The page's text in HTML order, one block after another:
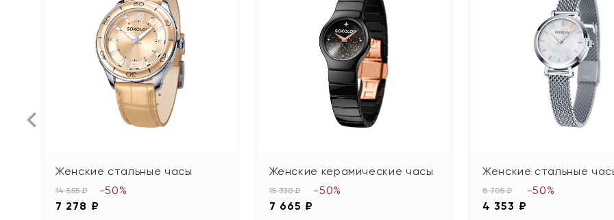
Женские стальные часы
14 555 ₽
7 278 ₽
-50%
Женские керамические часы
15 330 ₽
7 665 ₽
-50%
Женские стальные
8 705 ₽
4 353 ₽
-50%